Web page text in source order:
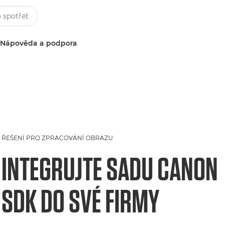
Nápověda a podpora
ŘEŠENÍ PRO ZPRACOVÁNÍ OBRAZU
INTEGRUJTE SADU CANON
SDK DO SVÉ FIRMY